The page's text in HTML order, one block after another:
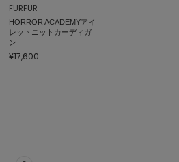
FURFUR
HORROR ACADEMYアイ
レットニットカーディガ
ン
¥17,600